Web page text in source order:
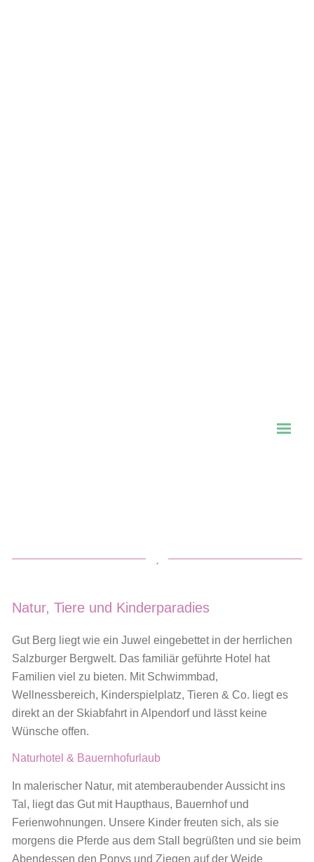
Natur, Tiere und Kinderparadies
Gut Berg liegt wie ein Juwel eingebettet in der herrlichen
Salzburger Bergwelt. Das familiär geführte Hotel hat
Familien viel zu bieten. Mit Schwimmbad,
Wellnessbereich, Kinderspielplatz, Tieren & Co. liegt es
direkt an der Skiabfahrt in Alpendorf und lässt keine
Wünsche offen.
Naturhotel & Bauernhofurlaub
In malerischer Natur, mit atemberaubender Aussicht ins
Tal, liegt das Gut mit Haupthaus, Bauernhof und
Ferienwohnungen. Unsere Kinder freuten sich, als sie
morgens die Pferde aus dem Stall begrüßten und sie beim
Abendessen den Ponys und Ziegen auf der Weide